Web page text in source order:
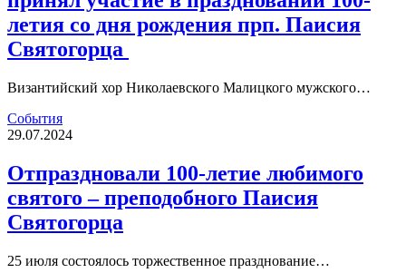
летия со дня рождения прп. Паисия
Святогорца
Византийский хор Николаевского Малицкого мужского…
События
29.07.2024
Отпраздновали 100-летие любимого
святого – преподобного Паисия
Святогорца
25 июля состоялось торжественное празднование…